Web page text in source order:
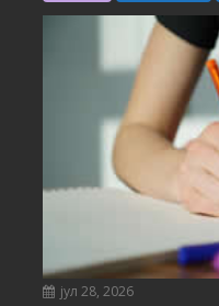
јул 28, 2026